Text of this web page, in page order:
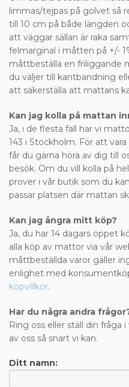
limmas/tejpas på golvet så
till 10 cm på både längden
att väggar sällan är raka
felmarginal i måtten på +/-
måttbeställa en friliggande
du väljer till kantbandning
att säkerställa att mattans
Kan jag kolla på mattan
Ja, i de flesta fall har vi
143 i Stockholm. För att
får du gärna höra av dig till
besök. Om du vill kolla på
prover i vår butik som du
passar platsen där mattan
Kan jag ångra mitt köp?
Ja, du har 14 dagars öppet
alla köp av mattor via vår
måttbeställda varor gäller
enlighet med
köpvillkor.
Har du några andra
Ring oss eller ställ din fråga
av oss så snart vi kan.
Ditt namn: